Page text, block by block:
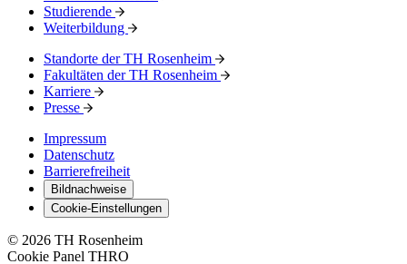
Studierende
Weiterbildung
Standorte der TH Rosenheim
Fakultäten der TH Rosenheim
Karriere
Presse
Impressum
Datenschutz
Barrierefreiheit
Bildnachweise
Cookie-Einstellungen
© 2026 TH Rosenheim
Cookie Panel THRO